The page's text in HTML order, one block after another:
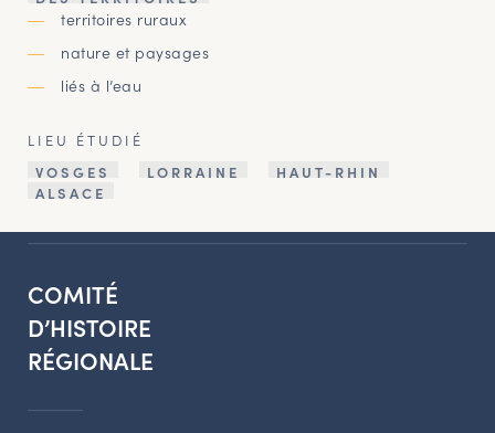
territoires ruraux
nature et paysages
liés à l’eau
LIEU ÉTUDIÉ
VOSGES
LORRAINE
HAUT-RHIN
ALSACE
COMITÉ
D’HISTOIRE
RÉGIONALE